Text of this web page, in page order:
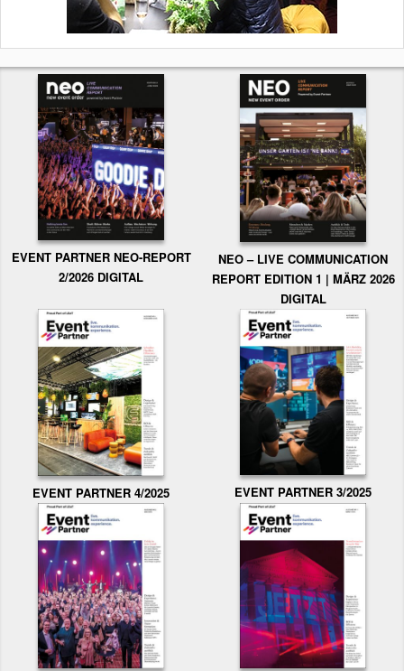
EVENT PARTNER NEO-REPORT
2/2026 DIGITAL
NEO – LIVE COMMUNICATION
REPORT EDITION 1 | MÄRZ 2026
DIGITAL
EVENT PARTNER 4/2025 EVENT PARTNER 3/2025